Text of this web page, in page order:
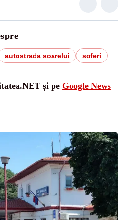
autostrada soarelui soferi
și pe Google News